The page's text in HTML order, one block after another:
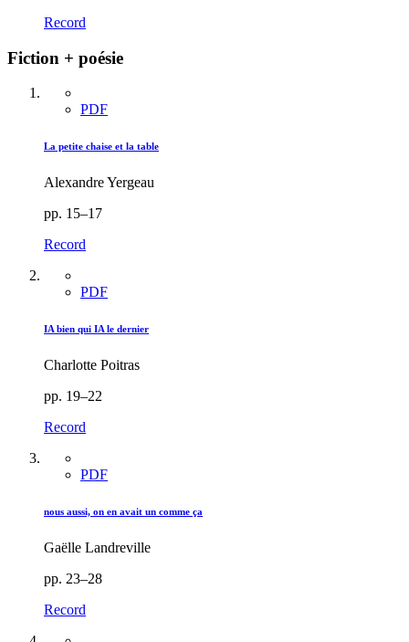
Record
Fiction + poésie
PDF
La petite chaise et la table
Alexandre Yergeau
pp. 15–17
Record
PDF
IA bien qui IA le dernier
Charlotte Poitras
pp. 19–22
Record
PDF
nous aussi, on en avait un comme ça
Gaëlle Landreville
pp. 23–28
Record